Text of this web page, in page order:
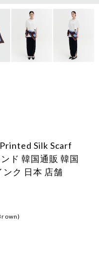
Silk Scarf
ド 韓国通販 韓国
ク 日本 店舗